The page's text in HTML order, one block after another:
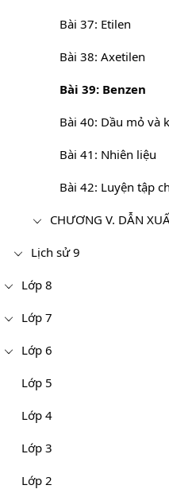
Bài 37: Etilen
Bài 38: Axetilen
Bài 39: Benzen
Bài 40: Dầu mỏ và
Bài 41: Nhiên liệu
CHƯƠNG V. DẪN
Lịch sử 9
Lớp 8
Lớp 7
Lớp 6
Lớp 5
Lớp 4
Lớp 3
Lớp 2